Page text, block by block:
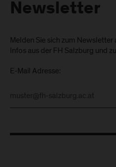
Newsletter
Melden Sie sich zum
Infos aus der FH Salzburg und
E-Mail Adresse: